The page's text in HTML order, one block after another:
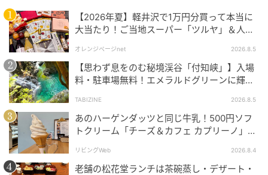
ピーチパインのシブースト タルト仕立て
コースを締めくるデザートは、「ピーチパインのシブ
ースト タルト仕立て」。春に旬を迎えるピーチパイン
のソテーに、さんぴん茶（ジャスミン茶）が香るシブ
ーストと黒糖アイスを重ねた、見た目も味わいも華や
かな一品だ。
【2026年夏】軽井沢で1万円分買って本当に
大当たり！ご当地スーパー「ツルヤ」＆人気
オレンジページnet 2026.8.5
【思わず息をのむ秘境渓谷「付知峡」】入場
料・駐車場無料！エメラルドグリーンに輝く
TABIZINE 2026.8.5
あのハーゲンダッツと同じ牛乳！500円ソフ
トクリーム「チーズ＆カフェ カプリーノ」
リビングWeb 2026.8.4
老舗の松花堂ランチは茶碗蒸し・デザート・